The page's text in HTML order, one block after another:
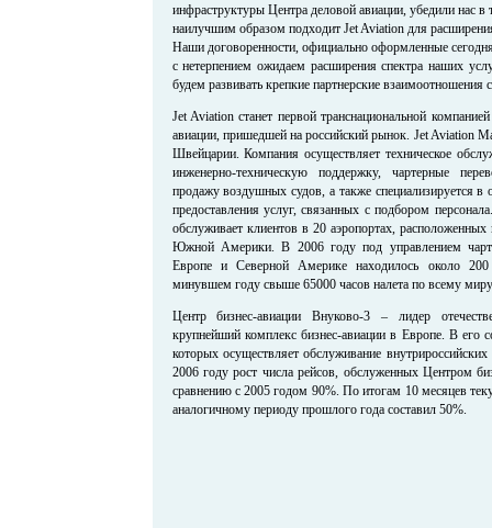
инфраструктуры Центра деловой авиации, убедили нас
наилучшим образом подходит Jet Aviation для
Наши договоренности, официально оформленные
с нетерпением ожидаем расширения спектра наших
будем развивать крепкие партнерские взаимоотношения
Jet Aviation станет первой транснациональной
авиации, пришедшей на российский рынок. Jet Aviation
Швейцарии. Компания осуществляет техническое
инженерно-техническую поддержку, чартерные
продажу воздушных судов, а также специализируется в
предоставления услуг, связанных с подбором
обслуживает клиентов в 20 аэропортах,
Южной Америки. В 2006 году под управлением
Европе и Северной Америке находилось около
минувшем году свыше 65000 часов налета по всему
Центр бизнес-авиации Внуково-3 – лидер
крупнейший комплекс бизнес-авиации в Европе. В его
которых осуществляет обслуживание
2006 году рост числа рейсов, обслуженных Центром
сравнению с 2005 годом 90%. По итогам 10 месяцев
аналогичному периоду прошлого года составил 50%.